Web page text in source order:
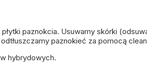
paznokcia. Usuwamy skórki
paznokieć za pomocą
hybrydowych.